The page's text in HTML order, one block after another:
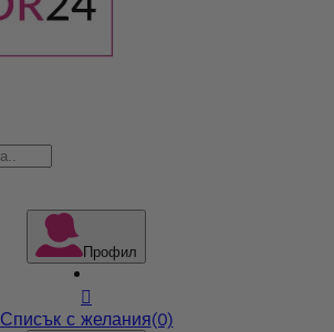
Профил

Списък с желания(0)